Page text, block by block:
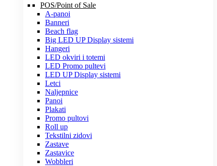
POS/Point of Sale
A-panoi
Banneri
Beach flag
Big LED UP Display sistemi
Hangeri
LED okviri i totemi
LED Promo pultevi
LED UP Display sistemi
Letci
Naljepnice
Panoi
Plakati
Promo pultovi
Roll up
Tekstilni zidovi
Zastave
Zastavice
Wobbleri